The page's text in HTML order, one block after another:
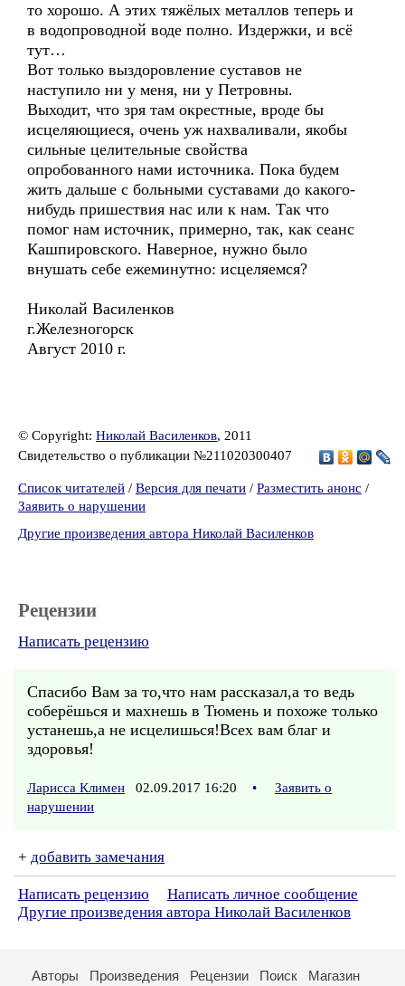
то хорошо. А этих тяжёлых металлов теперь и
в водопроводной воде полно. Издержки, и всё
тут…
Вот только выздоровление суставов не
наступило ни у меня, ни у Петровны.
Выходит, что зря там окрестные, вроде бы
исцеляющиеся, очень уж нахваливали, якобы
сильные целительные свойства
опробованного нами источника. Пока будем
жить дальше с больными суставами до какого-
нибудь пришествия нас или к нам. Так что
помог нам источник, примерно, так, как сеанс
Кашпировского. Наверное, нужно было
внушать себе ежеминутно: исцеляемся?
Николай Василенков
г.Железногорск
Август 2010 г.
© Copyright: Николай Василенков, 2011
Свидетельство о публикации №211020300407
Список читателей / Версия для печати / Разместить анонс /
Заявить о нарушении
Другие произведения автора Николай Василенков
Рецензии
Написать рецензию
Спасибо Вам за то,что нам рассказал,а то ведь
соберёшься и махнешь в Тюмень и похоже только
устанешь,а не исцелишься!Всех вам благ и
здоровья!
Ларисса Климен 02.09.2017 16:20 •
Заявить о
нарушении
+ добавить замечания
Написать рецензию
Написать личное сообщение
Другие произведения автора Николай Василенков
Авторы Произведения Рецензии Поиск Магазин